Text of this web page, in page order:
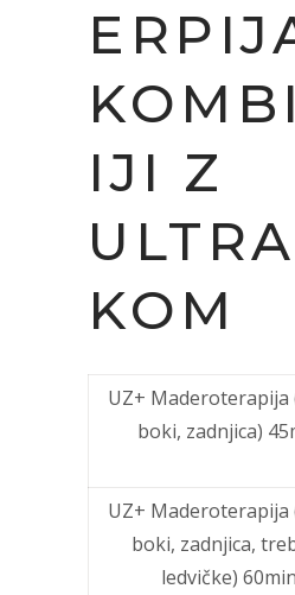
IJI Z
KOM
UZ+ Maderoterapija
boki, zadnjica)
UZ+ Maderoterapija
boki, zadnjica,
ledvičke) 60min